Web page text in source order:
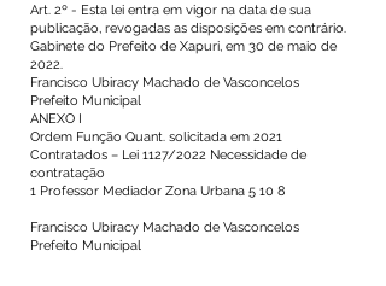
Art. 2º - Esta lei entra em vigor na data de sua
publicação, revogadas as disposições em contrário.
Gabinete do Prefeito de Xapuri, em 30 de maio de
2022.
Francisco Ubiracy Machado de Vasconcelos
Prefeito Municipal
ANEXO I
Ordem Função Quant. solicitada em 2021
Contratados – Lei 1127/2022 Necessidade de
contratação
1 Professor Mediador Zona Urbana 5 10 8
Francisco Ubiracy Machado de Vasconcelos
Prefeito Municipal